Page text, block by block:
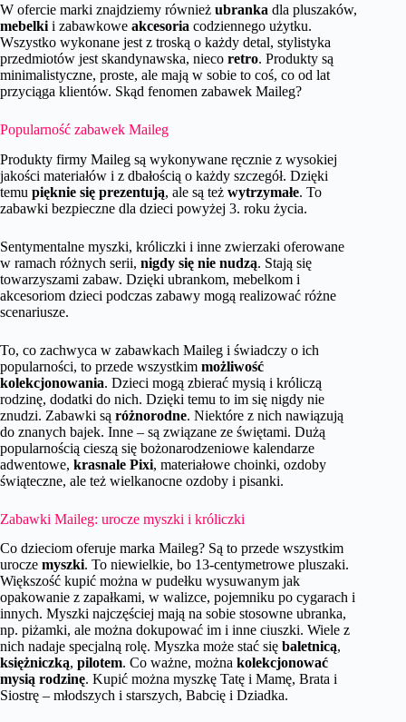
W ofercie marki znajdziemy również ubranka dla pluszaków,
mebelki i zabawkowe akcesoria codziennego użytku.
Wszystko wykonane jest z troską o każdy detal, stylistyka
przedmiotów jest skandynawska, nieco retro. Produkty są
minimalistyczne, proste, ale mają w sobie to coś, co od lat
przyciąga klientów. Skąd fenomen zabawek Maileg?
Popularność zabawek Maileg
Produkty firmy Maileg są wykonywane ręcznie z wysokiej
jakości materiałów i z dbałością o każdy szczegół. Dzięki
temu pięknie się prezentują, ale są też wytrzymałe. To
zabawki bezpieczne dla dzieci powyżej 3. roku życia.
Sentymentalne myszki, króliczki i inne zwierzaki oferowane
w ramach różnych serii, nigdy się nie nudzą. Stają się
towarzyszami zabaw. Dzięki ubrankom, mebelkom i
akcesoriom dzieci podczas zabawy mogą realizować różne
scenariusze.
To, co zachwyca w zabawkach Maileg i świadczy o ich
popularności, to przede wszystkim możliwość
kolekcjonowania. Dzieci mogą zbierać mysią i króliczą
rodzinę, dodatki do nich. Dzięki temu to im się nigdy nie
znudzi. Zabawki są różnorodne. Niektóre z nich nawiązują
do znanych bajek. Inne – są związane ze świętami. Dużą
popularnością cieszą się bożonarodzeniowe kalendarze
adwentowe, krasnale Pixi, materiałowe choinki, ozdoby
świąteczne, ale też wielkanocne ozdoby i pisanki.
Zabawki Maileg: urocze myszki i króliczki
Co dzieciom oferuje marka Maileg? Są to przede wszystkim
urocze myszki. To niewielkie, bo 13-centymetrowe pluszaki.
Większość kupić można w pudełku wysuwanym jak
opakowanie z zapałkami, w walizce, pojemniku po cygarach i
innych. Myszki najczęściej mają na sobie stosowne ubranka,
np. piżamki, ale można dokupować im i inne ciuszki. Wiele z
nich nadaje specjalną rolę. Myszka może stać się baletnicą,
księżniczką, pilotem. Co ważne, można kolekcjonować
mysią rodzinę. Kupić można myszkę Tatę i Mamę, Brata i
Siostrę – młodszych i starszych, Babcię i Dziadka.